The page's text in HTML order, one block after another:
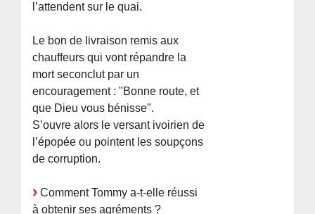
l’attendent sur le quai.
Le bon de livraison remis aux
chauffeurs qui vont répandre la
mort seconclut par un
encouragement : "Bonne route, et
que Dieu vous bénisse".
S’ouvre alors le versant ivoirien de
l’épopée ou pointent les soupçons
de corruption.
Comment Tommy a-t-elle réussi
à obtenir ses agréments ?